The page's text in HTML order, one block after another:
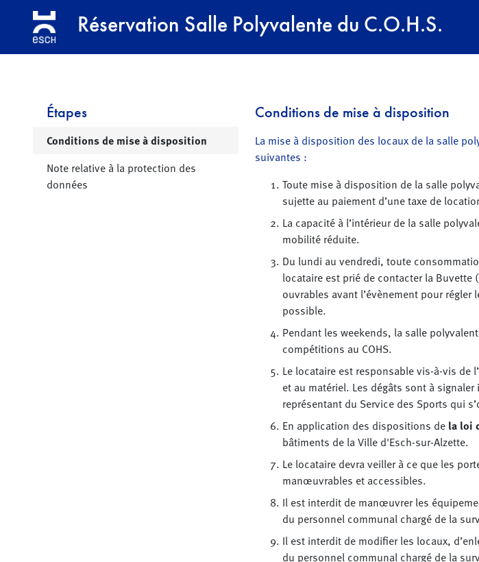
Réservation Salle Polyvalente du C.O.H.S.
Étapes
Conditions de mise à disposition Page active
Note relative à la protection des
données
Conditions de mise à disposition
La mise à disposition des locaux de la salle
suivantes :
Toute mise à disposition de la salle
sujette au paiement d’une taxe de
La capacité à l’intérieur de la salle
mobilité réduite.
Du lundi au vendredi, toute
locataire est prié de contacter la Buvette (
ouvrables avant l’évènement pour
possible.
Pendant les weekends, la salle
compétitions au COHS.
Le locataire est responsable vis-à-vis
et au matériel. Les dégâts sont à
représentant du Service des Sports qui
En application des dispositions de la loi
bâtiments de la Ville d'Esch-sur-Alzette.
Le locataire devra veiller à ce que les
manœuvrables et accessibles.
Il est interdit de manœuvrer les
du personnel communal chargé de la
Il est interdit de modifier les locaux,
du personnel communal chargé de la